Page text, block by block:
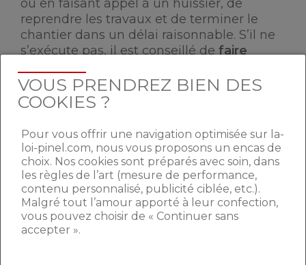
ou en faisant appel à un huissier, de
reprendre les travaux et de terminer le
chantier dans un délai raisonnable. S’il ne
s’exécute pas, il est conseillé defaire
huissier.
Une fois cet abandon avéré,
Le recours en référéqui vous permettra
soit de demander au juge d’ordonner à
votre entrepreneur de terminer le chantier
sous astreinte, soit d’être autorisé à faire
achever les travaux par un autre
entrepreneur aux frais de l’entrepreneur
défaillant conformément à l’article 1222 du
VOUS PRENDREZ BIEN DES
COOKIES ?
Pour vous offrir une navigation optimisée sur la-
loi-pinel.com, nous vous proposons un encas de
choix. Nos cookies sont préparés avec soin, dans
les règles de l’art (mesure de performance,
contenu personnalisé, publicité ciblée, etc.).
Malgré tout l’amour apporté à leur confection,
vous pouvez choisir de « Continuer sans
accepter ».